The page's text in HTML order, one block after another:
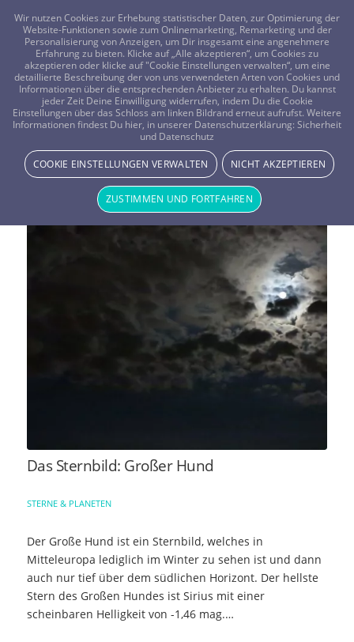
FRAGEN? KOSTENLOS ANRUFEN: 0800-8478266
Vistano Magazin Thema:
Sterndeutung
Das Sternbild: Großer Hund
STERNE & PLANETEN
Der Große Hund ist ein Sternbild, welches in
Mitteleuropa lediglich im Winter zu sehen ist und dann
auch nur tief über dem südlichen Horizont. Der hellste
Stern des Großen Hundes ist Sirius mit einer
scheinbaren Helligkeit von -1,46 mag.…
Wir nutzen Cookies zur Erhebung statistischer Daten, zur Optimierung der
Website-Funktionen sowie zum Onlinemarketing, Remarketing und der
Personalisierung von Anzeigen, um Dir insgesamt eine angenehmere
Erfahrung zu bieten. Klicke auf „Alle akzeptieren“, um Cookies zu
akzeptieren oder klicke auf "Cookie Einstellungen verwalten“, um eine
detaillierte Beschreibung der von uns verwendeten Arten von Cookies und
Informationen über die entsprechenden Anbieter zu erhalten. Du kannst
jeder Zeit Deine Einwilligung widerrufen, indem Du die Cookie
Einstellungen über das Schloss am linken Bildrand erneut aufrufst. Weitere
Informationen findest Du hier, in unserer Datenschutzerklärung: Sicherheit
und Datenschutz
COOKIE EINSTELLUNGEN VERWALTEN NICHT AKZEPTIEREN
ZUSTIMMEN UND FORTFAHREN